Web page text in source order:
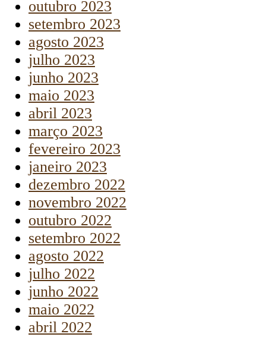
outubro 2023
setembro 2023
agosto 2023
julho 2023
junho 2023
maio 2023
abril 2023
março 2023
fevereiro 2023
janeiro 2023
dezembro 2022
novembro 2022
outubro 2022
setembro 2022
agosto 2022
julho 2022
junho 2022
maio 2022
abril 2022